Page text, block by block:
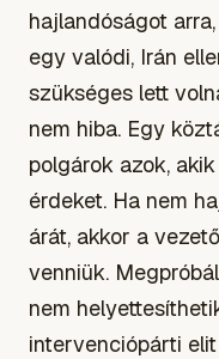
hajlandóságot
egy valódi, Irán
szükséges lett
nem hiba. Egy
polgárok azok,
érdeket. Ha nem
árát, akkor a
venniük.
nem
intervenciópárti